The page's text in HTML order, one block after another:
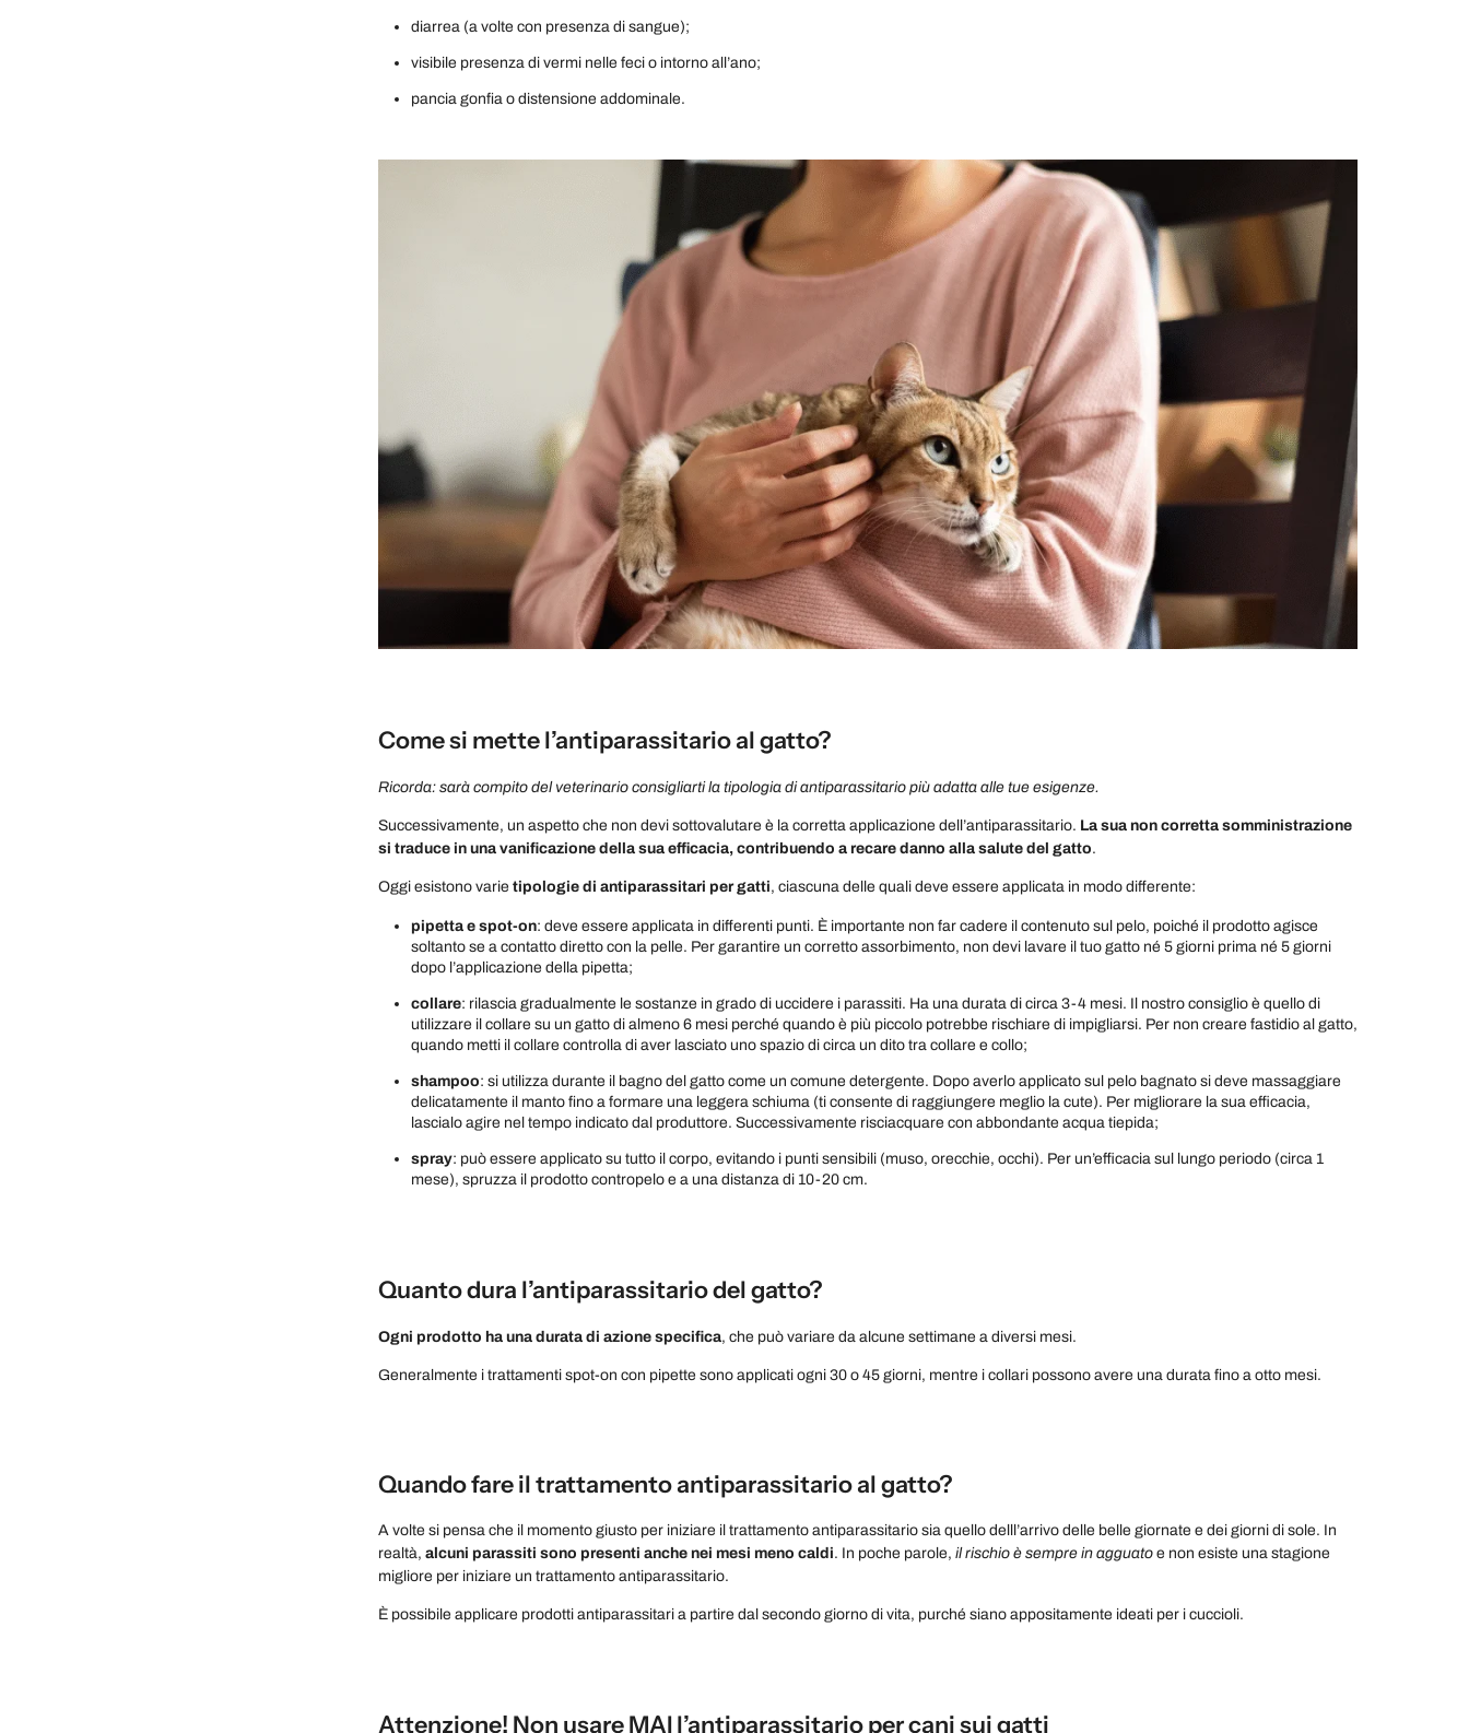
diarrea (a volte con presenza di sangue);
visibile presenza di vermi nelle feci o intorno all’ano;
pancia gonfia o distensione addominale.
Come si mette l’antiparassitario al gatto?
Ricorda: sarà compito del veterinario consigliarti la tipologia di antiparassitario più adatta alle tue esigenze.
Successivamente, un aspetto che non devi sottovalutare è la corretta applicazione dell’antiparassitario. La sua non corretta somministrazione
si traduce in una vanificazione della sua efficacia, contribuendo a recare danno alla salute del gatto.
Oggi esistono varie tipologie di antiparassitari per gatti, ciascuna delle quali deve essere applicata in modo differente:
pipetta e spot-on: deve essere applicata in differenti punti. È importante non far cadere il contenuto sul pelo, poiché il prodotto agisce
soltanto se a contatto diretto con la pelle. Per garantire un corretto assorbimento, non devi lavare il tuo gatto né 5 giorni prima né 5 giorni
dopo l’applicazione della pipetta;
collare: rilascia gradualmente le sostanze in grado di uccidere i parassiti. Ha una durata di circa 3-4 mesi. Il nostro consiglio è quello di
utilizzare il collare su un gatto di almeno 6 mesi perché quando è più piccolo potrebbe rischiare di impigliarsi. Per non creare fastidio al gatto,
quando metti il collare controlla di aver lasciato uno spazio di circa un dito tra collare e collo;
shampoo: si utilizza durante il bagno del gatto come un comune detergente. Dopo averlo applicato sul pelo bagnato si deve massaggiare
delicatamente il manto fino a formare una leggera schiuma (ti consente di raggiungere meglio la cute). Per migliorare la sua efficacia,
lascialo agire nel tempo indicato dal produttore. Successivamente risciacquare con abbondante acqua tiepida;
spray: può essere applicato su tutto il corpo, evitando i punti sensibili (muso, orecchie, occhi). Per un’efficacia sul lungo periodo (circa 1
mese), spruzza il prodotto contropelo e a una distanza di 10-20 cm.
Quanto dura l’antiparassitario del gatto?
Ogni prodotto ha una durata di azione specifica, che può variare da alcune settimane a diversi mesi.
Generalmente i trattamenti spot-on con pipette sono applicati ogni 30 o 45 giorni, mentre i collari possono avere una durata fino a otto mesi.
Quando fare il trattamento antiparassitario al gatto?
A volte si pensa che il momento giusto per iniziare il trattamento antiparassitario sia quello delll’arrivo delle belle giornate e dei giorni di sole. In
realtà, alcuni parassiti sono presenti anche nei mesi meno caldi. In poche parole, il rischio è sempre in agguato e non esiste una stagione
migliore per iniziare un trattamento antiparassitario.
È possibile applicare prodotti antiparassitari a partire dal secondo giorno di vita, purché siano appositamente ideati per i cuccioli.
Attenzione! Non usare MAI l’antiparassitario per cani sui gatti